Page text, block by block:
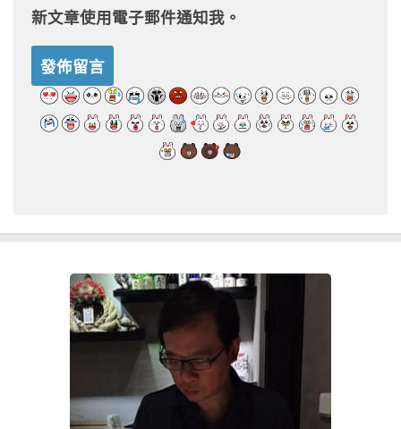
新文章使用電子郵件通知我。